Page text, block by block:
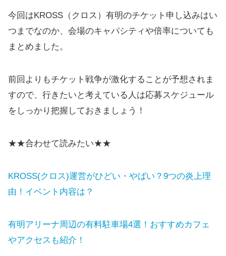
今回はKROSS（クロス）有明のチケット申し込みはい
つまでなのか、会場のキャパシティや倍率についても
まとめました。
前回よりもチケット戦争が激化することが予想されま
すので、行きたいと考えている人は応募スケジュール
をしっかり把握しておきましょう！
★★合わせて読みたい★★
KROSS(クロス)運営がひどい・やばい？9つの炎上理
由！イベント内容は？
有明アリーナ周辺の有料駐車場4選！おすすめカフェ
やアクセスも紹介！